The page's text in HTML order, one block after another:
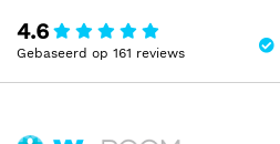
4.6
Gebaseerd op 161 reviews